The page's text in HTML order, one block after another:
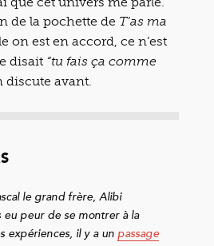
de la pochette de T’as ma
on est en accord, ce n’est
disait “tu fais ça comme
discute avant.
le grand frère, Alibi
eu peur de se montrer à la
expériences, il y a un passage